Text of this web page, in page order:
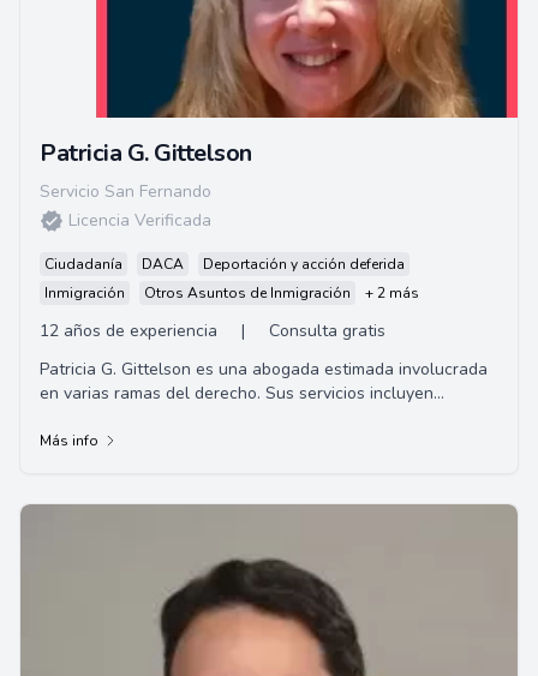
Patricia G. Gittelson
Servicio San Fernando
Licencia Verificada
Ciudadanía DACA
Deportación y acción deferida
Inmigración
Otros Asuntos de Inmigración + 2 más
12 años de experiencia |
Consulta gratis
Patricia G. Gittelson es una abogada estimada involucrada
en varias ramas del derecho. Sus servicios incluyen
Más info